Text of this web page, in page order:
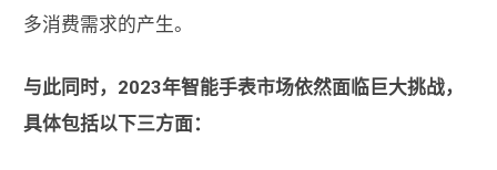
多消费需求的产生。
与此同时，2023年智能手表市场依然面临巨大挑战，
具体包括以下三方面：